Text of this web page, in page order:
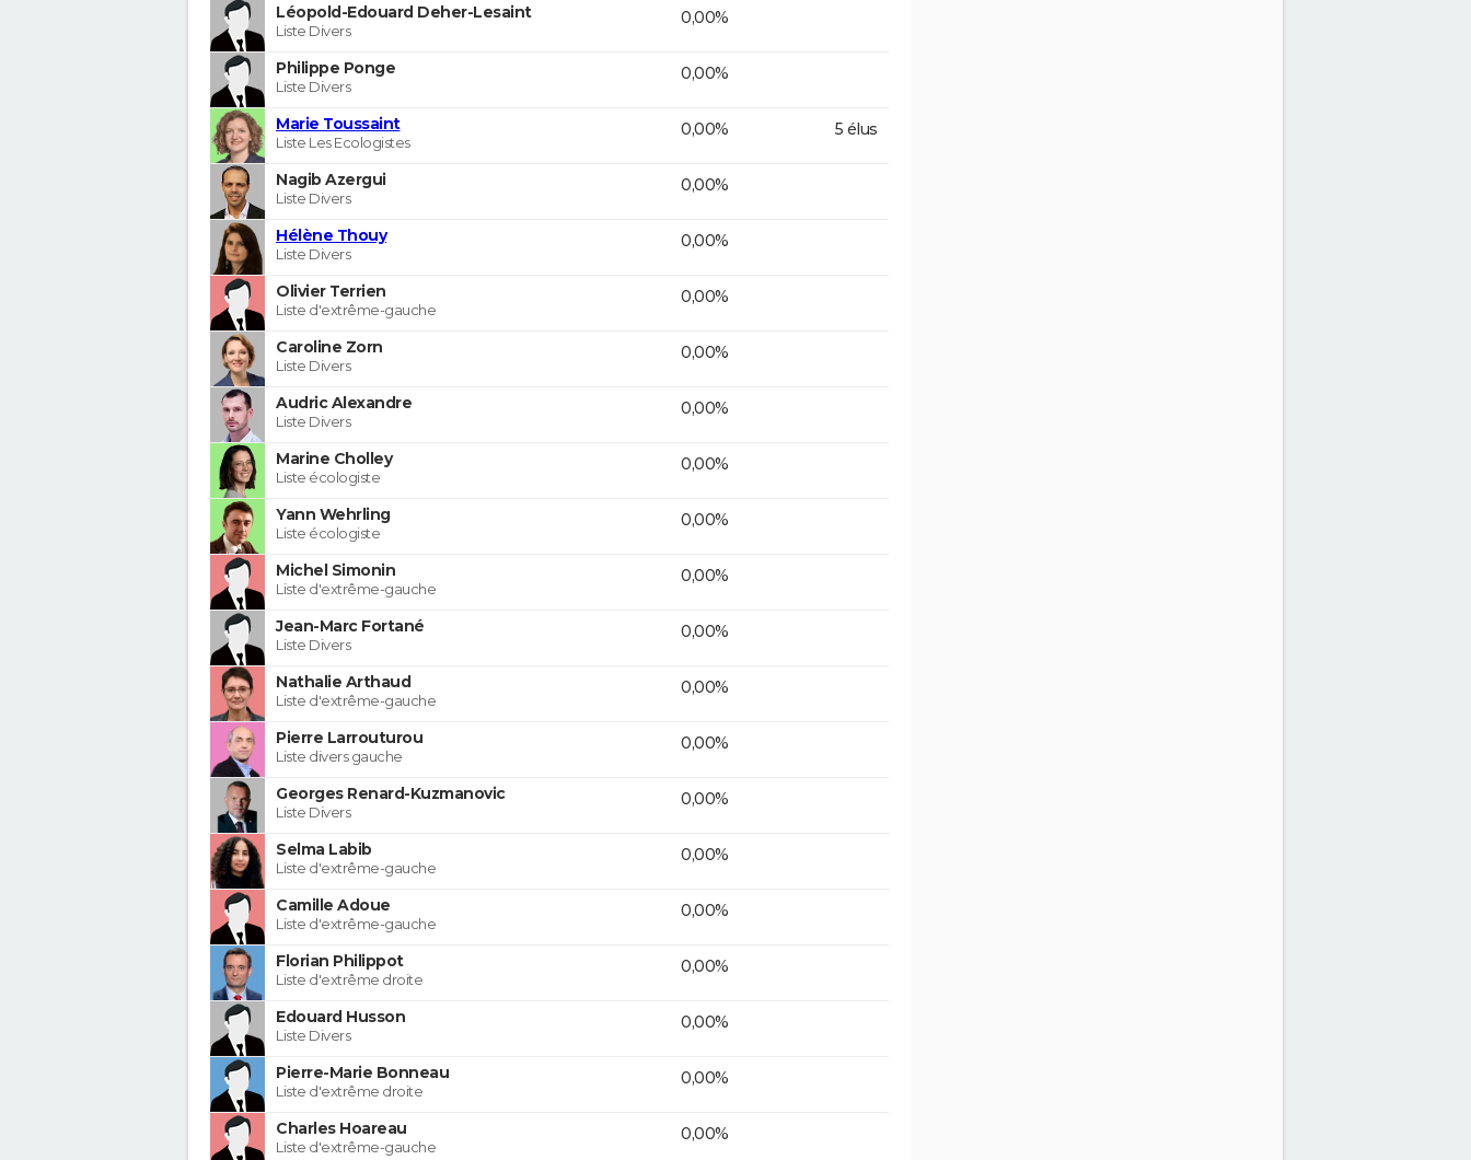
Léopold-Edouard Deher-Lesaint
Liste Divers
0,00%
Philippe Ponge
Liste Divers
0,00%
Marie Toussaint
Liste Les Ecologistes
0,00% 5 élus
Nagib Azergui
Liste Divers
0,00%
Hélène Thouy
Liste Divers
0,00%
Olivier Terrien
Liste d'extrême-gauche
0,00%
Caroline Zorn
Liste Divers
0,00%
Audric Alexandre
Liste Divers
0,00%
Marine Cholley
Liste écologiste
0,00%
Yann Wehrling
Liste écologiste
0,00%
Michel Simonin
Liste d'extrême-gauche
0,00%
Jean-Marc Fortané
Liste Divers
0,00%
Nathalie Arthaud
Liste d'extrême-gauche
0,00%
Pierre Larrouturou
Liste divers gauche
0,00%
Georges Renard-Kuzmanovic
Liste Divers
0,00%
Selma Labib
Liste d'extrême-gauche
0,00%
Camille Adoue
Liste d'extrême-gauche
0,00%
Florian Philippot
Liste d'extrême droite
0,00%
Edouard Husson
Liste Divers
0,00%
Pierre-Marie Bonneau
Liste d'extrême droite
0,00%
Charles Hoareau
Liste d'extrême-gauche
0,00%